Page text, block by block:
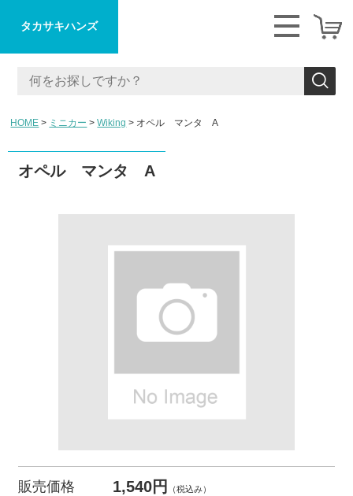
タカサキハンズ
HOME ミニカー Wiking オペル マンタ A
オペル マンタ A
販売価格 1,540円 （税込み）